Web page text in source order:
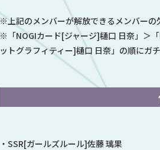
※上記のメンバーが解放できるメンバーの
※「NOGIカード[ジャージ]樋口 日奈」＞
ットグラフィティー]樋口 日奈」の順にガ
・SSR[ガールズルール]佐藤 璃果